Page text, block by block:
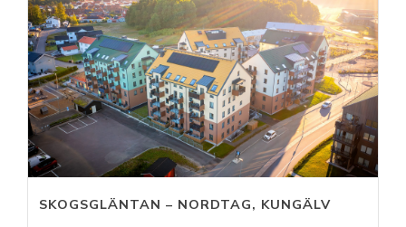
SKOGSGLÄNTAN – NORDTAG, KUNGÄLV